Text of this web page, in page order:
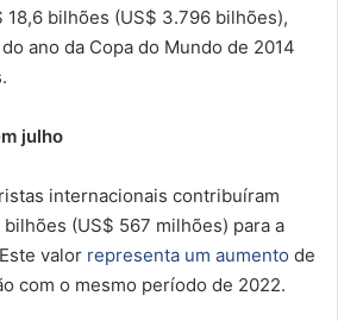
18,6 bilhões (US$ 3.796 bilhões),
ano da Copa do Mundo de 2014
julho
internacionais contribuíram
(US$ 567 milhões) para a
valor representa um aumento de
com o mesmo período de 2022.